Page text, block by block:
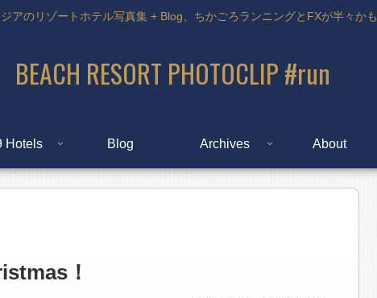
アのリゾートホテル写真集 + Blog、ちかごろランニングとFXが半々かも
BEACH RESORT PHOTOCLIP #run
Hotels Blog Archives About
！